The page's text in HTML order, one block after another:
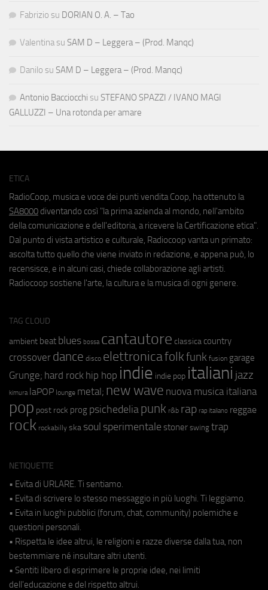
Fabrizio su DORIAN O. A. – Tao
Valentina su SAM D – Leggera – (Prod. Manqc)
Danilo su SAM D – Leggera – (Prod. Manqc)
Antonio Bacciocchi su STEFANO SPAZZI / IVANO MAGI
GALLUZZI – Una rotonda per amare
ETICA
RadioCoop, musica e voce dei punti vendita Coop, ha ottenuto la
SA8000 diventando così "la prima azienda al mondo, nell'ambito
della comunicazione e dell'editoria, a ricevere la Certificazione etica".
Dal punto di vista artistico e culturale, Radiocoop vanta un primato:
ascolta tutto quello che viene inviato in redazione, e appena può, lo
recensisce, e in alcuni casi, chiede collaborazione agli artisti.
Radiocoop sostiene l'arte, la cultura e la musica di ogni genere.
TAG CLOUD
ambient beat blues bossa cantautore classica country
crossover dance disco elettronicafolkfunk fusion garage
Grunge; hard rock hip hop indie indie pop italiani jazz
kimura laPOP lounge metal; new wave nuova musica italiana
pop post rock prog psichedeliapunk r&b rap rap italiano reggae
rock rockabilly ska soul sperimentale stoner swing trap
NETIQUETTE
• Evita di URLARE. Ti sentiamo.
• Evita di scrivere lo stesso messaggio in più luoghi. Ti leggiamo.
• Evita in luoghi pubblici (forum, chat, community) polemiche e
questioni personali.
• Rispetta le idee altrui, le religioni e razze diverse dalla tua, non
bestemmiare né insultare altri utenti.
• Sentiti libero di esprimere le proprie idee, nei limiti
dell'educazione e del rispetto altrui.